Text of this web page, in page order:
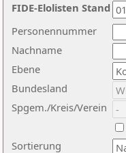
Nachname
Ebene
Sortierung
Personennummer
Bundesland
Spgem./Kreis/Verein
FIDE-Elolisten Stand